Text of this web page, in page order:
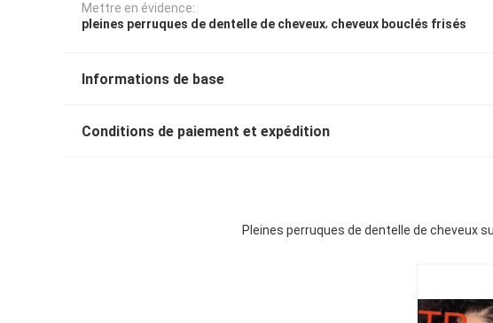
Mettre en évidence:
pleines perruques de dentelle de cheveux, cheveux bouclés frisés
Informations de base
Conditions de paiement et expédition
Pleines perruques de dentelle de cheveux